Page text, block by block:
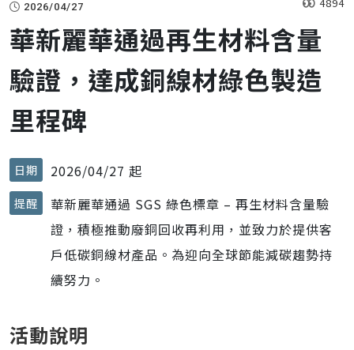
2026/04/27
華新麗華通過再生材料含量
驗證，達成銅線材綠色製造
里程碑
日期 2026/04/27 起
提醒
華新麗華通過 SGS 綠色標章 – 再生材料含量驗
證，積極推動廢銅回收再利用，並致力於提供客
戶低碳銅線材產品。為迎向全球節能減碳趨勢持
續努力。
活動說明